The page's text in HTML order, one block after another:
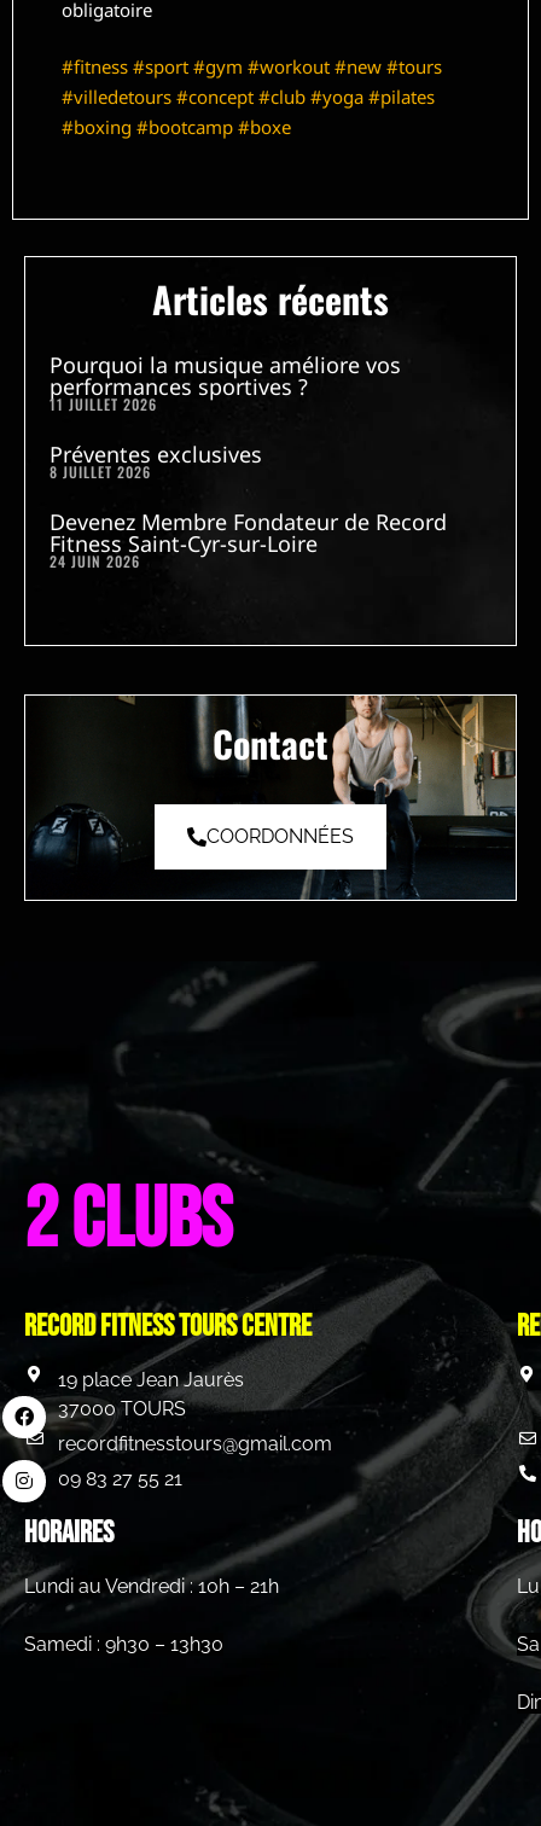
obligatoire
#fitness #sport #gym #workout #new #tours
#villedetours #concept #club #yoga #pilates
#boxing #bootcamp #boxe
Articles récents
Pourquoi la musique améliore vos
performances sportives ?
11 JUILLET 2026
Préventes exclusives
8 JUILLET 2026
Devenez Membre Fondateur de Record
Fitness Saint-Cyr-sur-Loire
24 JUIN 2026
Contact
COORDONNÉES
2 clubs
Record Fitness Tours centre
19 place Jean Jaurès
37000 TOURS
recordfitnesstours@gmail.com
09 83 27 55 21
HORAIRES
Lundi au Vendredi : 10h – 21h
Samedi : 9h30 – 13h30